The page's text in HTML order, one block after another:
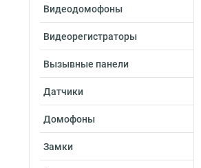
Видеодомофоны
Видеорегистраторы
Вызывные панели
Датчики
Домофоны
Замки